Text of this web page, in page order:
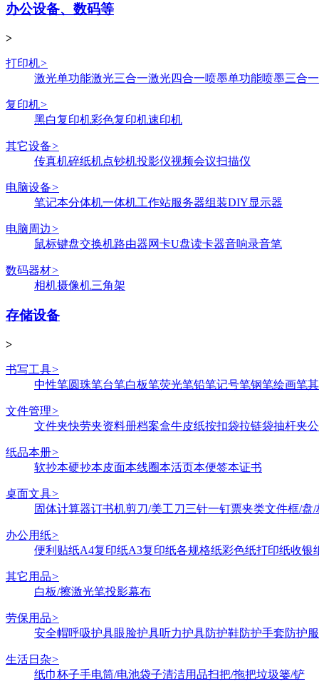
办公设备、数码等
>
打印机>
激光单功能激光三合一激光四合一喷墨单功能喷墨三合一
复印机>
黑白复印机彩色复印机速印机
其它设备>
传真机碎纸机点钞机投影仪视频会议扫描仪
电脑设备>
笔记本分体机一体机工作站服务器组装DIY显示器
电脑周边>
鼠标键盘交换机路由器网卡U盘读卡器音响录音笔
数码器材>
相机摄像机三角架
存储设备
>
书写工具>
中性笔圆珠笔台笔白板笔荧光笔铅笔记号笔钢笔绘画笔
文件管理>
文件夹快劳夹资料册档案盒牛皮纸按扣袋拉链袋抽杆夹
纸品本册>
软抄本硬抄本皮面本线圈本活页本便签本证书
桌面文具>
固体计算器订书机剪刀/美工刀三针一钉票夹类文件框/盘/
办公用纸>
便利贴纸A4复印纸A3复印纸各规格纸彩色纸打印纸收银
其它用品>
白板/擦激光笔投影幕布
劳保用品>
安全帽呼吸护具眼脸护具听力护具防护鞋防护手套防护服
生活日杂>
纸巾杯子手电筒/电池袋子清洁用品扫把/拖把垃圾篓/铲